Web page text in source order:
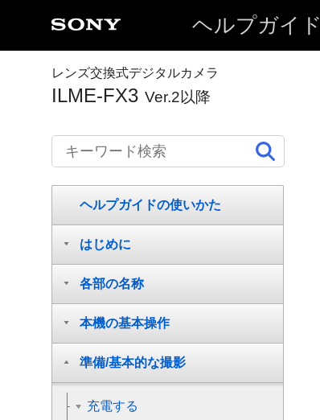
ヘルプガイド
レンズ交換式デジタルカメラ
ILME-FX3 Ver.2以降
ヘルプガイドの使いかた
はじめに
各部の名称
本機の基本操作
準備/基本的な撮影
充電する